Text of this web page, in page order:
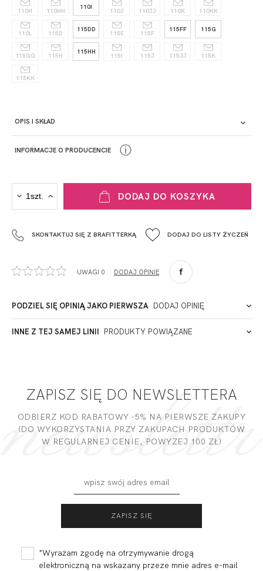
110H 110HH
110I
110J 110JJ 110K 110KK
110L 115D
115DD
115E 115F
115FF 115G
115GG 115H
115HH
115I 115J 115JJ 115K
115KK
OPIS I SKŁAD
INFORMACJE O PRODUCENCIE
Fashiontex Group Sp.z o.o. Spółka komandytowa
+48 42 719 43 15
90-057
Polska
ADRES PUNKTU KONTAKTOWEGO
ⓘ
DODAJ DO KOSZYKA
SKONTAKTUJ SIĘ Z BRAFITTERKĄ DODAJ DO LISTY ŻYCZEŃ
UWAGI 0 DODAJ OPINIĘ
PODZIEL SIĘ OPINIĄ JAKO PIERWSZA DODAJ OPINIĘ
Miałeś już kontakt z naszym produktem? Zostaw opinię
INNE Z TEJ SAMEJ LINII PRODUKTY POWIĄZANE
245,99 73,80 zł 199,99
ZAPISZ SIĘ DO NEWSLETTERA
ODBIERZ KOD RABATOWY -5% NA PIERWSZE ZAKUPY
(DO WYKORZYSTANIA PRZY ZAKUPACH PRODUKTÓW
W REGULARNEJ CENIE, POWYZEJ 100 ZŁ)
*Wyrażam zgodę na otrzymywanie drogą
elektroniczną na wskazany przeze mnie adres e-mail